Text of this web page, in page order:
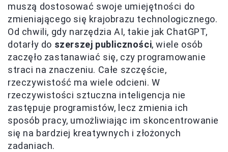
muszą dostosować swoje umiejętności do
zmieniającego się krajobrazu technologicznego.
Od chwili, gdy narzędzia AI, takie jak ChatGPT,
dotarły do szerszej publiczności, wiele osób
zaczęło zastanawiać się, czy programowanie
straci na znaczeniu. Całe szczęście,
rzeczywistość ma wiele odcieni. W
rzeczywistości sztuczna inteligencja nie
zastępuje programistów, lecz zmienia ich
sposób pracy, umożliwiając im skoncentrowanie
się na bardziej kreatywnych i złożonych
zadaniach.